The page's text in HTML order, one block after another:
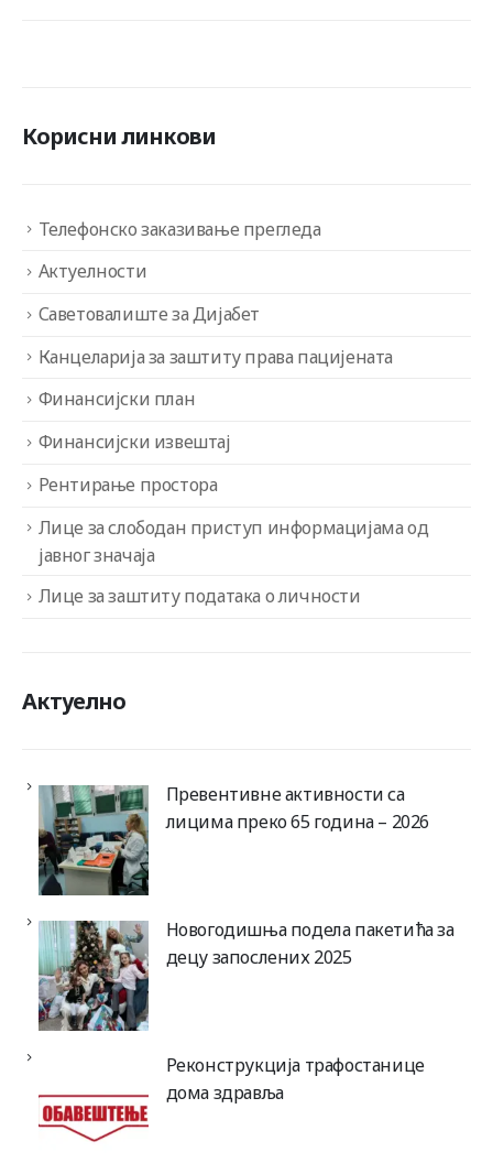
Корисни линкови
Телефонско заказивање прегледа
Актуелности
Саветовалиште за Дијабет
Канцеларија за заштиту права пацијената
Финансијски план
Финансијски извештај
Рентирање простора
Лице за слободан приступ информацијама од
јавног значаја
Лице за заштиту података о личности
Актуелно
Превентивне активности са
лицима преко 65 година – 2026
Новогодишња подела пакетића за
децу запослених 2025
Реконструкција трафостанице
дома здравља